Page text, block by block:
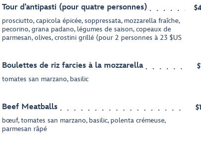
Tour d’antipasti (pour quatre personnes)
prosciutto, capicola épicée, soppressata, mozzarella fraîche,
pecorino, grana padano, légumes de saison, copeaux de
parmesan, olives, crostini grillé (pour 2 personnes à 23 $US
Boulettes de riz farcies à la mozzarella
tomates san marzano, basilic
Beef Meatballs
bœuf, tomates san marzano, basilic, polenta crémeuse,
parmesan râpé